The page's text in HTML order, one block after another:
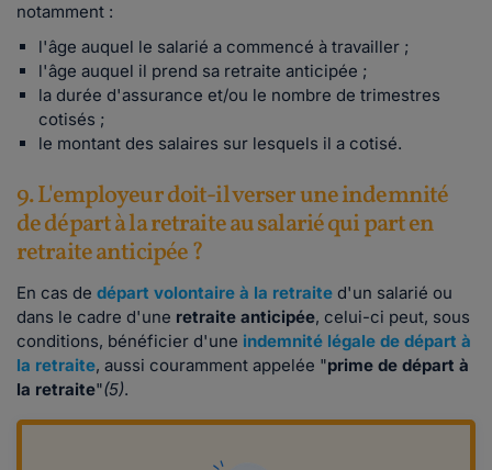
notamment :
l'âge auquel le salarié a commencé à travailler ;
l'âge auquel il prend sa retraite anticipée ;
la durée d'assurance et/ou le nombre de trimestres
cotisés ;
le montant des salaires sur lesquels il a cotisé.
9. L'employeur doit-il verser une indemnité
de départ à la retraite au salarié qui part en
retraite anticipée ?
En cas de départ volontaire à la retraite d'un salarié ou
dans le cadre d'une retraite anticipée, celui-ci peut, sous
conditions, bénéficier d'une indemnité légale de départ à
la retraite, aussi couramment appelée "prime de départ à
la retraite"(5).